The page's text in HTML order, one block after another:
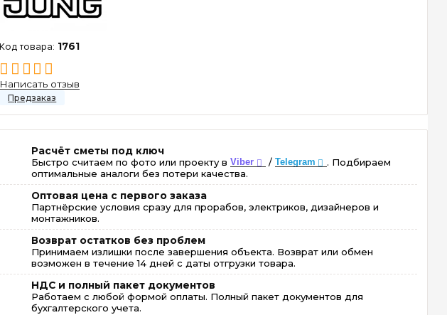
1761
Написать отзыв
Расчёт сметы под ключ
Быстро считаем по фото или проекту вViber / Telegram
. Подбираем
оптимальные аналоги без потери качества.
Оптовая цена с первого заказа
Партнёрские условия сразу для прорабов, электриков, дизайнеров и
монтажников.
Возврат остатков без проблем
Принимаем излишки после завершения объекта. Возврат или обмен
возможен в течение 14 дней с даты отгрузки товара.
НДС и полный пакет документов
Работаем с любой формой оплаты. Полный пакет документов для
бухгалтерского учета.